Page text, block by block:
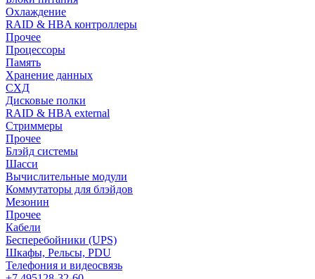
Охлаждение
RAID & HBA контроллеры
Прочее
Процессоры
Память
Хранение данных
СХД
Дисковые полки
RAID & HBA external
Стриммеры
Прочее
Блэйд системы
Шасси
Вычислительные модули
Коммутаторы для блэйдов
Мезонин
Прочее
Кабели
Бесперебойники (UPS)
Шкафы, Рельсы, PDU
Телефония и видеосвязь